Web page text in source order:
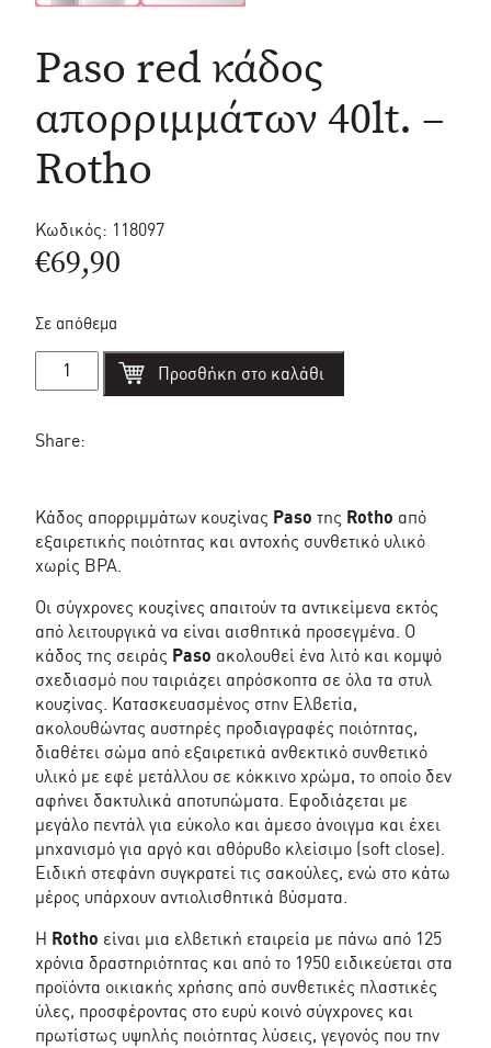
Paso red κάδος
απορριμμάτων 40lt. –
Rotho
Κωδικός: 118097
€69,90
Σε απόθεμα
Paso
40lt.
Προσθήκη στο καλάθι
Share:
Κάδος απορριμμάτων κουζίνας Paso της Rotho από
εξαιρετικής ποιότητας και αντοχής συνθετικό υλικό
χωρίς BPA.
Οι σύγχρονες κουζίνες απαιτούν τα αντικείμενα εκτός
από λειτουργικά να είναι αισθητικά προσεγμένα. Ο
κάδος της σειράς Paso ακολουθεί ένα λιτό και κομψό
σχεδιασμό που ταιριάζει απρόσκοπτα σε όλα τα στυλ
κουζίνας. Κατασκευασμένος στην Ελβετία,
ακολουθώντας αυστηρές προδιαγραφές ποιότητας,
διαθέτει σώμα από εξαιρετικά ανθεκτικό συνθετικό
υλικό με εφέ μετάλλου σε κόκκινο χρώμα, το οποίο δεν
αφήνει δακτυλικά αποτυπώματα. Εφοδιάζεται με
μεγάλο πεντάλ για εύκολο και άμεσο άνοιγμα και έχει
μηχανισμό για αργό και αθόρυβο κλείσιμο (soft close).
Ειδική στεφάνη συγκρατεί τις σακούλες, ενώ στο κάτω
μέρος υπάρχουν αντιολισθητικά βύσματα.
Η Rotho είναι μια ελβετική εταιρεία με πάνω από 125
χρόνια δραστηριότητας και από το 1950 ειδικεύεται στα
προϊόντα οικιακής χρήσης από συνθετικές πλαστικές
ύλες, προσφέροντας στο ευρύ κοινό σύγχρονες και
πρωτίστως υψηλής ποιότητας λύσεις, γεγονός που την